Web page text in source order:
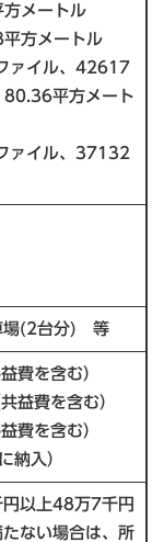
メートル
方メートル
ァイル、42617
平方メート
ァイル、37132
場(2台分) 等
費を含む）
益費を含む）
費を含む）
納入）
以上48万7千円
ない場合は、所